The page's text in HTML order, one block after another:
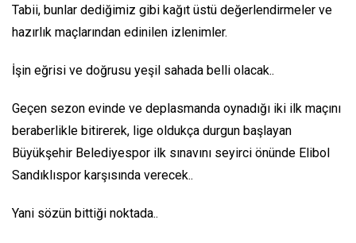
Tabii, bunlar dediğimiz gibi kağıt üstü değerlendirmeler ve
hazırlık maçlarından edinilen izlenimler.
İşin eğrisi ve doğrusu yeşil sahada belli olacak..
Geçen sezon evinde ve deplasmanda oynadığı iki ilk maçını
beraberlikle bitirerek, lige oldukça durgun başlayan
Büyükşehir Belediyespor ilk sınavını seyirci önünde Elibol
Sandıklıspor karşısında verecek..
Yani sözün bittiği noktada..